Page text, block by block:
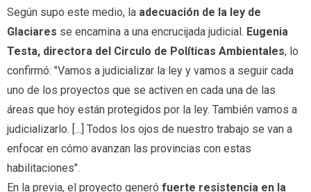
Según supo este medio, la adecuación de la ley de
Glaciares se encamina a una encrucijada judicial. Eugenia
Testa, directora del Circulo de Políticas Ambientales, lo
confirmó: "Vamos a judicializar la ley y vamos a seguir cada
uno de los proyectos que se activen en cada una de las
áreas que hoy están protegidos por la ley. También vamos a
judicializarlo. [...] Todos los ojos de nuestro trabajo se van a
enfocar en cómo avanzan las provincias con estas
habilitaciones".
En la previa, el proyecto generó fuerte resistencia en la